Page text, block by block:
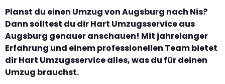
Planst du einen Umzug von Augsburg nach Nis?
Dann solltest du dir Hart Umzugsservice aus
Augsburg genauer anschauen! Mit jahrelanger
Erfahrung und einem professionellen Team bietet
dir Hart Umzugsservice alles, was du für deinen
Umzug brauchst.